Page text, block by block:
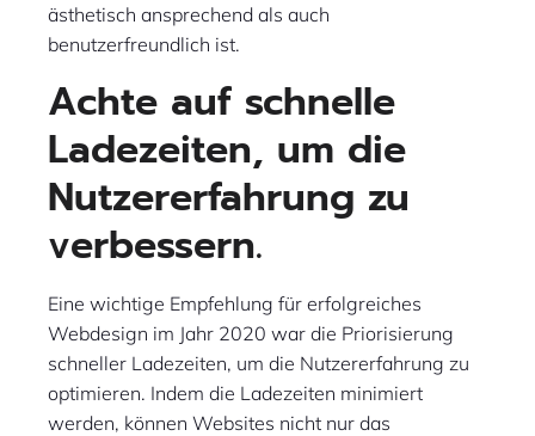
ästhetisch ansprechend als auch
benutzerfreundlich ist.
Achte auf schnelle
Ladezeiten, um die
Nutzererfahrung zu
verbessern.
Eine wichtige Empfehlung für erfolgreiches
Webdesign im Jahr 2020 war die Priorisierung
schneller Ladezeiten, um die Nutzererfahrung zu
optimieren. Indem die Ladezeiten minimiert
werden, können Websites nicht nur das